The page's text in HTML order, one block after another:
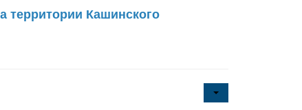
территории Кашинского